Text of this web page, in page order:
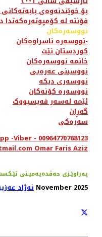
بۆ خوێندنەوەی
فۆنتە لە کۆمپوتەرەکەتدا
نووسەرەکان
نووسەرە ناسراوەکان-
کوردستان نێت
خانمە نووسەرەکان
نووسینی عەرەبی
نووسەری دیکە
نووسەرە کۆنەکان
ئێمە لەسەر فەیسبووک
گەڕان
سەرەکی
-Viber - 00964770768123
Omar Faris Aziz
په‌راوێـزی حه‌ڤده‌یه‌میـنی
نەژاد 09 November 2025